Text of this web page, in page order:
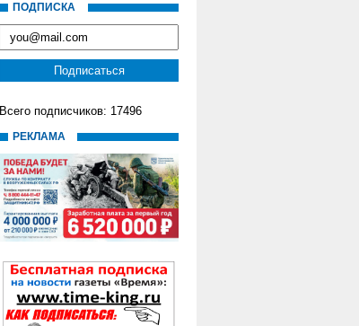
ПОДПИСКА
Всего подписчиков: 17496
РЕКЛАМА